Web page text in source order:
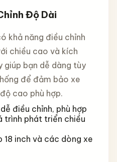
Độ Dài
khả năng điều chỉnh
chiều cao và kích
giúp bạn dễ dàng tùy
để đảm bảo xe
cao phù hợp.
điều chỉnh, phù hợp
trình phát triển chiều
18 inch và các dòng xe